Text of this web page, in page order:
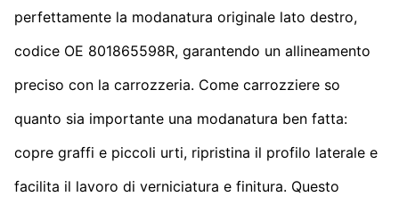
perfettamente la modanatura originale lato destro,
codice OE 801865598R, garantendo un allineamento
preciso con la carrozzeria. Come carrozziere so
quanto sia importante una modanatura ben fatta:
copre graffi e piccoli urti, ripristina il profilo laterale e
facilita il lavoro di verniciatura e finitura. Questo